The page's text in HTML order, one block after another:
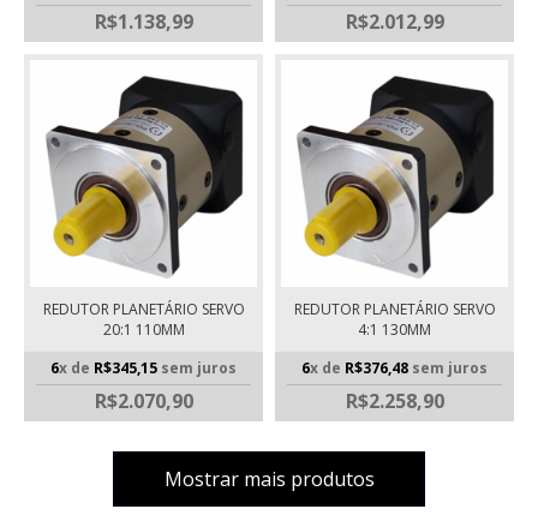
R$1.138,99 R$2.012,99
REDUTOR PLANETÁRIO SERVO
20:1 110MM
6x de R$345,15 sem juros
R$2.070,90
REDUTOR PLANETÁRIO SERVO
4:1 130MM
6x de R$376,48 sem juros
R$2.258,90
Mostrar mais produtos